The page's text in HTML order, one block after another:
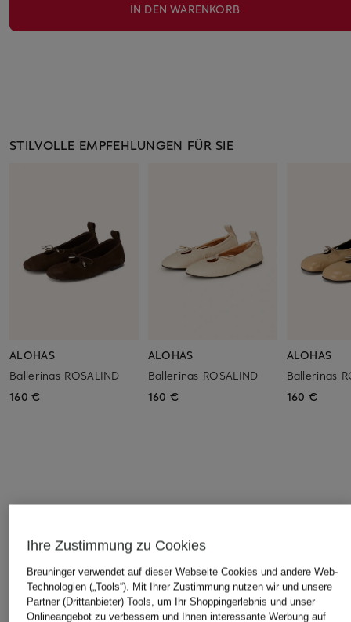
IN DEN WARENKORB
STILVOLLE EMPFEHLUNGEN FÜR SIE
ALOHAS
Ballerinas ROSALIND
160 €
ALOHAS
Ballerinas ROSALIND
160 €
ALOHAS
Ballerinas
160 €
Ihre Zustimmung zu Cookies
Breuninger verwendet auf dieser Webseite Cookies und andere Web-
Technologien („Tools“). Mit Ihrer Zustimmung nutzen wir und unsere
Partner (Drittanbieter) Tools, um Ihr Shoppingerlebnis und unser
Onlineangebot zu verbessern und Ihnen interessante Werbung auf